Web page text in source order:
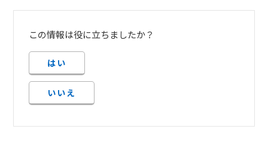
この情報は役に立ちましたか？
はい
いいえ